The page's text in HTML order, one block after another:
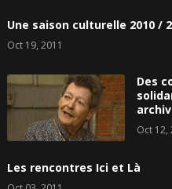
Une saison culturelle 2010 /
Oct 19, 2011
Des
Oct 12,
Les rencontres Ici et Là